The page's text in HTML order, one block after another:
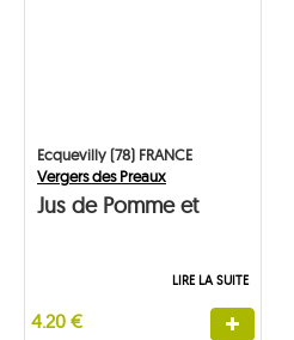
Ecquevilly (78) FRANCE
Vergers des Preaux
Jus de Pomme et
LIRE LA SUITE
4.20 €